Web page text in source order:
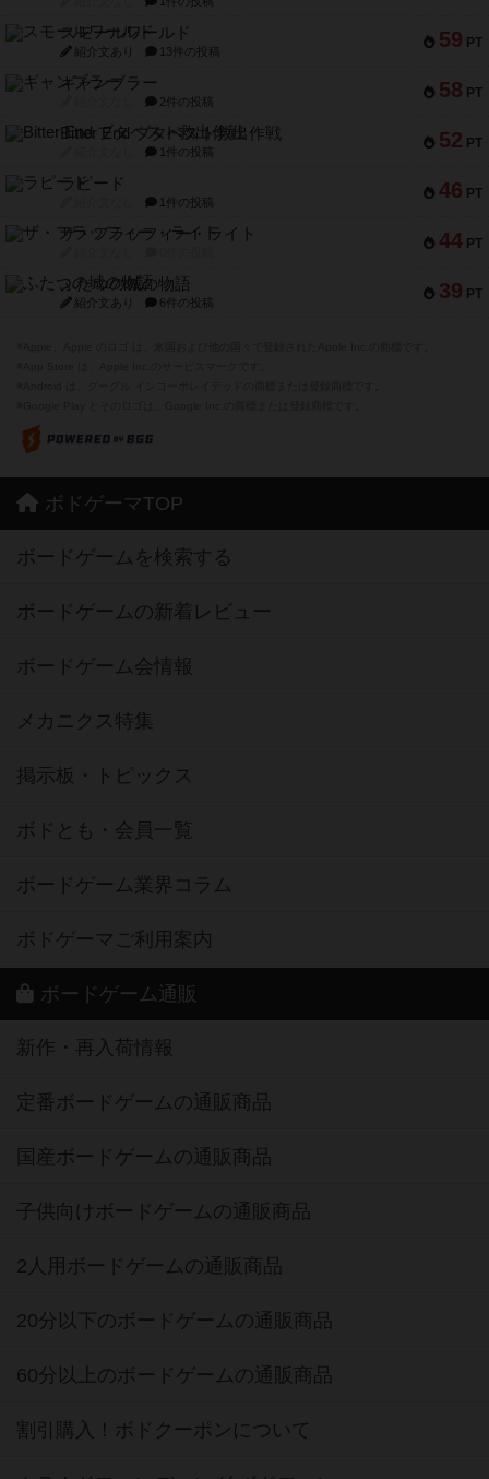
59 PT
スモールワールド
紹介文あり 13件の投稿
58 PT
ギャンブラー
2件の投稿
52 PT
Bitter End ブタペスト救出作戦
1件の投稿
46 PT
ラピード
1件の投稿
44 PT
ザ・フラッフィー・ライト
39 PT
ふたつの城の物語
紹介文あり 6件の投稿
ボドゲーマTOP
ボードゲームを検索する
ボードゲームの新着レビュー
ボードゲーム会情報
メカニクス特集
掲示板・トピックス
ボドとも・会員一覧
ボードゲーム業界コラム
ボドゲーマご利用案内
ボードゲーム通販
新作・再入荷情報
定番ボードゲームの通販商品
国産ボードゲームの通販商品
子供向けボードゲームの通販商品
2人用ボードゲームの通販商品
20分以下のボードゲームの通販商品
60分以上のボードゲームの通販商品
割引購入！ボドクーポンについて